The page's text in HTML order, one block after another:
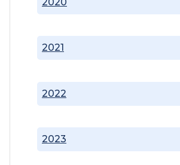
2021
2022
2023